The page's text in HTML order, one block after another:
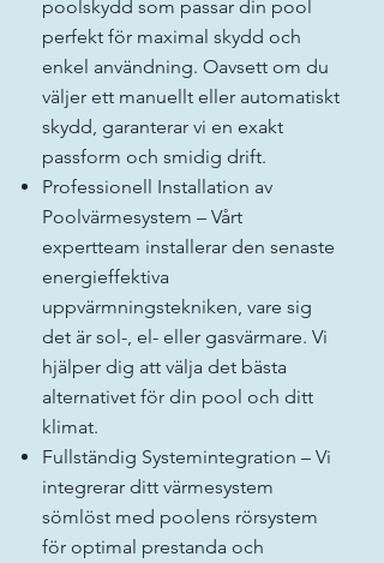
poolskydd som passar din pool
perfekt för maximal skydd och
enkel användning. Oavsett om du
väljer ett manuellt eller automatiskt
skydd, garanterar vi en exakt
passform och smidig drift.
Professionell Installation av
Poolvärmesystem – Vårt
expertteam installerar den senaste
energieffektiva
uppvärmningstekniken, vare sig
det är sol-, el- eller gasvärmare. Vi
hjälper dig att välja det bästa
alternativet för din pool och ditt
klimat.
Fullständig Systemintegration – Vi
integrerar ditt värmesystem
sömlöst med poolens rörsystem
för optimal prestanda och